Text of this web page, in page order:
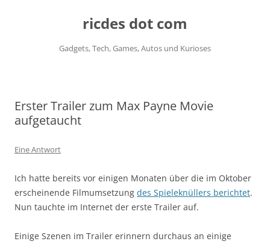
ricdes dot com
Gadgets, Tech, Games, Autos und Kurioses
Erster Trailer zum Max Payne Movie
aufgetaucht
Eine Antwort
Ich hatte bereits vor einigen Monaten über die im Oktober
erscheinende Filmumsetzung des Spieleknüllers berichtet.
Nun tauchte im Internet der erste Trailer auf.
Einige Szenen im Trailer erinnern durchaus an einige